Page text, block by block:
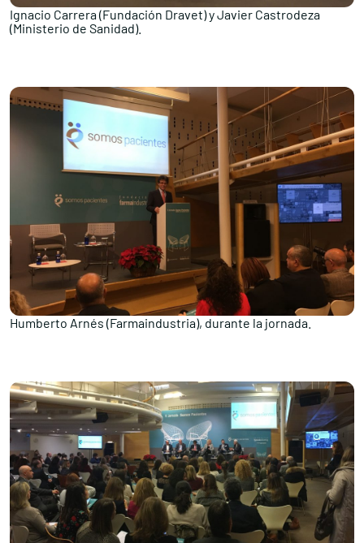
Ignacio Carrera (Fundación Dravet) y Javier Castrodeza
(Ministerio de Sanidad).
Humberto Arnés (Farmaindustria), durante la jornada.